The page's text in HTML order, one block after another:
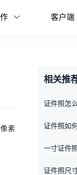
客户端
素
相关推
证件照怎